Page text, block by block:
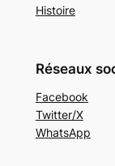
Histoire
Réseaux
Facebook
Twitter/X
WhatsApp